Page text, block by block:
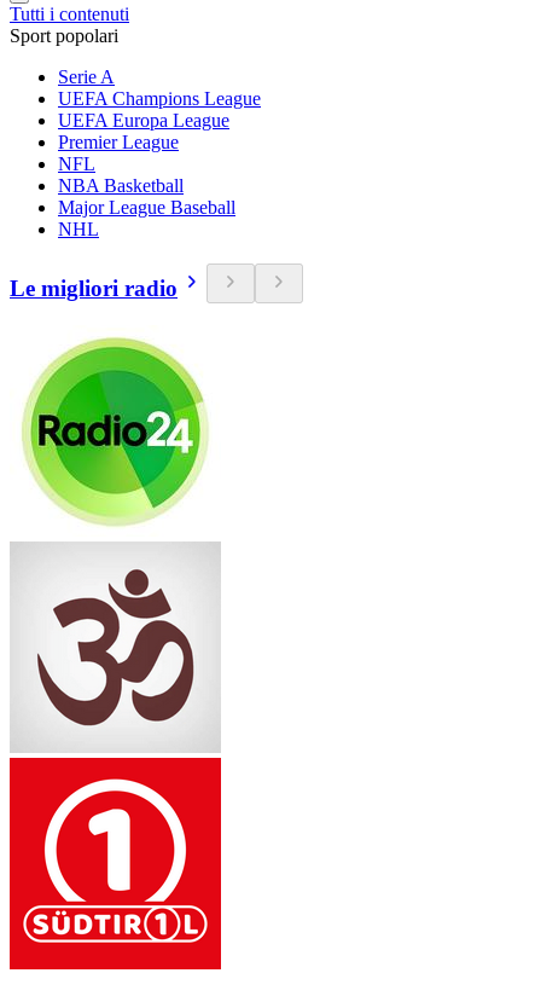
Tutti i contenuti
Sport popolari
Serie A
UEFA Champions League
UEFA Europa League
Premier League
NFL
NBA Basketball
Major League Baseball
NHL
Le migliori radio